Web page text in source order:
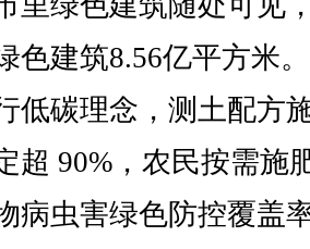
色建筑8.56亿平方米
低碳理念，测土配方
超 90%，农民按需施
病虫害绿色防控覆盖